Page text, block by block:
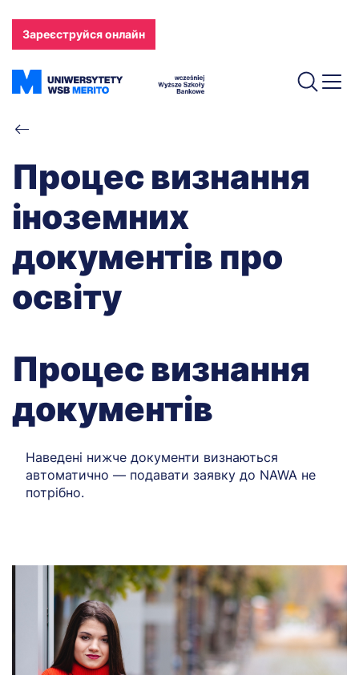
основного
вмісту
Зареєструйся онлайн
Рядок
навіґації
Процес визнання
іноземних
документів про
освіту
Процес визнання
документів
Наведені нижче документи визнаються
автоматично — подавати заявку до NAWA не
потрібно.